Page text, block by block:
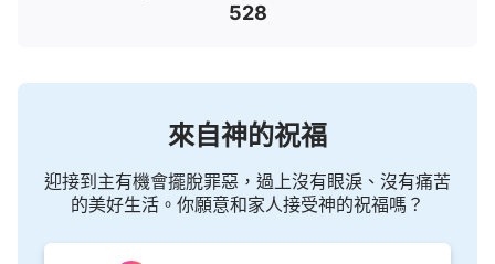
528
來自神的祝福
迎接到主有機會擺脫罪惡，過上沒有眼淚、沒有痛苦
的美好生活。你願意和家人接受神的祝福嗎？